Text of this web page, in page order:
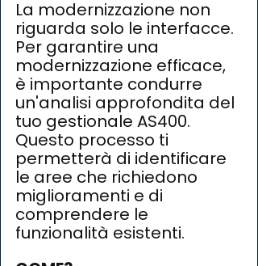
La modernizzazione non
riguarda solo le interfacce.
Per garantire una
modernizzazione efficace,
è importante condurre
un'analisi approfondita del
tuo gestionale AS400.
Questo processo ti
permetterà di identificare
le aree che richiedono
miglioramenti e di
comprendere le
funzionalità esistenti.